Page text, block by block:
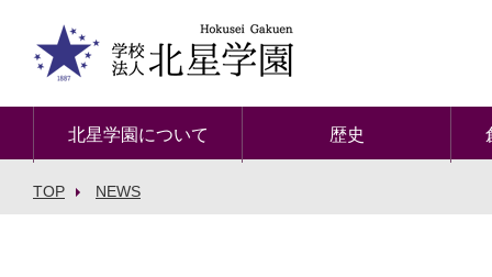
北星学園について 歴史
TOP NEWS